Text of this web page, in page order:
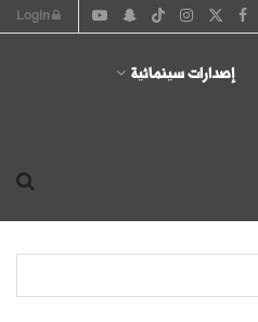
إصدارات سينمائية